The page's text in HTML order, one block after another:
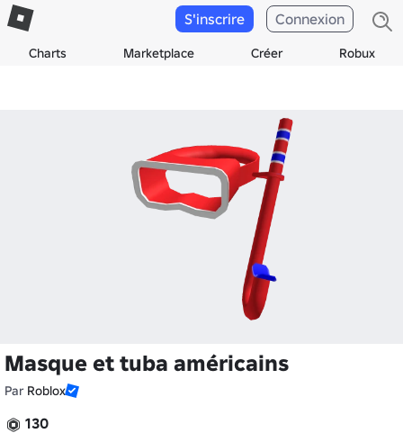
Charts Marketplace Créer Robux
S'inscrire Connexion
Masque et tuba américains
Par Roblox
130